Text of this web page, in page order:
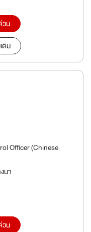
วน
ติม
Officer (Chinese
นา
วน